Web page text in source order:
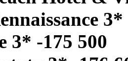
3*
3* -175 500